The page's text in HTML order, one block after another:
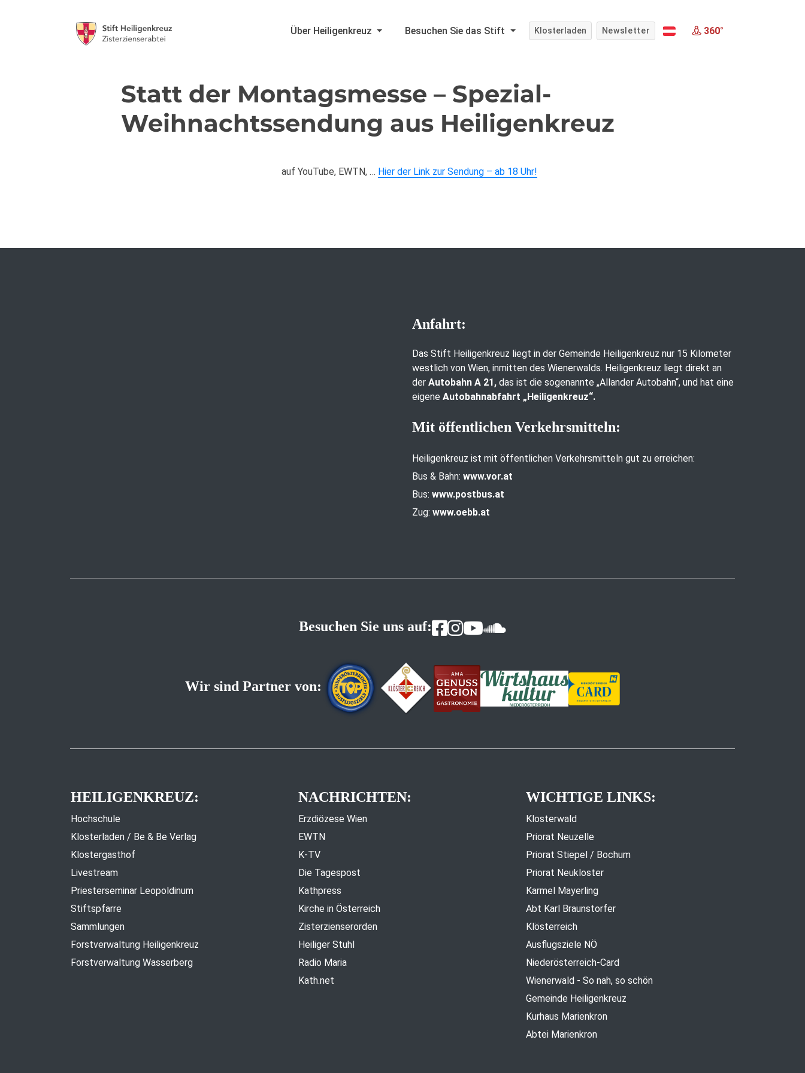
Über Heiligenkreuz Besuchen Sie das Stift Klosterladen Newsletter 360°
Statt der Montagsmesse – Spezial-
Weihnachtssendung aus Heiligenkreuz
auf YouTube, EWTN, … Hier der Link zur Sendung – ab 18 Uhr!
Anfahrt:
Das Stift Heiligenkreuz liegt in der Gemeinde Heiligenkreuz nur 15 Kilometer
westlich von Wien, inmitten des Wienerwalds. Heiligenkreuz liegt direkt an
der Autobahn A 21, das ist die sogenannte „Allander Autobahn“, und hat eine
eigene Autobahnabfahrt „Heiligenkreuz“.
Mit öffentlichen Verkehrsmitteln:
Heiligenkreuz ist mit öffentlichen Verkehrsmitteln gut zu erreichen:
Bus & Bahn: www.vor.at
Bus: www.postbus.at
Zug: www.oebb.at
Besuchen Sie uns auf:
Wir sind Partner von:
HEILIGENKREUZ:
Hochschule
Klosterladen / Be & Be Verlag
Klostergasthof
Livestream
Priesterseminar Leopoldinum
Stiftspfarre
Sammlungen
Forstverwaltung Heiligenkreuz
Forstverwaltung Wasserberg
NACHRICHTEN:
Erzdiözese Wien
EWTN
K-TV
Die Tagespost
Kathpress
Kirche in Österreich
Zisterzienserorden
Heiliger Stuhl
Radio Maria
Kath.net
WICHTIGE LINKS:
Klosterwald
Priorat Neuzelle
Priorat Stiepel / Bochum
Priorat Neukloster
Karmel Mayerling
Abt Karl Braunstorfer
Klösterreich
Ausflugsziele NÖ
Niederösterreich-Card
Wienerwald - So nah, so schön
Gemeinde Heiligenkreuz
Kurhaus Marienkron
Abtei Marienkron